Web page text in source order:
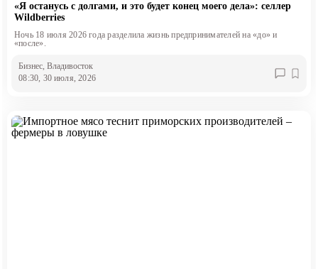
«Я останусь с долгами, и это будет конец моего дела»: селлер
Wildberries
Ночь 18 июля 2026 года разделила жизнь предпринимателей на «до» и
«после».
Бизнес , Владивосток
08:30, 30 июля, 2026